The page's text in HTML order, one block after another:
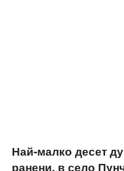
Най-малко десет
ранени, в село